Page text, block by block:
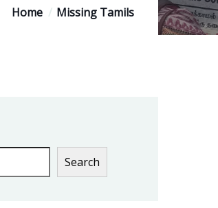
Home Missing Tamils
Search